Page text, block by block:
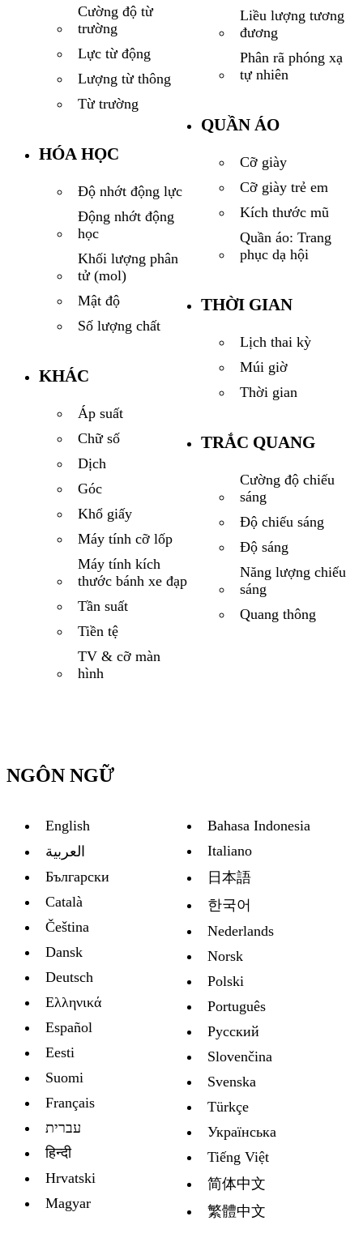
Cường độ từ
trường
Lực từ động
Lượng từ thông
Từ trường
HÓA HỌC
Độ nhớt động lực
Động nhớt động
học
Khối lượng phân
tử (mol)
Mật độ
Số lượng chất
KHÁC
Áp suất
Chữ số
Dịch
Góc
Khổ giấy
Máy tính cỡ lốp
Máy tính kích
thước bánh xe đạp
Tần suất
Tiền tệ
TV & cỡ màn
hình
Liều lượng tương
đương
Phân rã phóng xạ
tự nhiên
QUẦN ÁO
Cỡ giày
Cỡ giày trẻ em
Kích thước mũ
Quần áo: Trang
phục dạ hội
THỜI GIAN
Lịch thai kỳ
Múi giờ
Thời gian
TRẮC QUANG
Cường độ chiếu
sáng
Độ chiếu sáng
Độ sáng
Năng lượng chiếu
sáng
Quang thông
NGÔN NGỮ
English
العربية
Български
Català
Čeština
Dansk
Deutsch
Ελληνικά
Español
Eesti
Suomi
Français
עברית
हिन्दी
Hrvatski
Magyar
Bahasa Indonesia
Italiano
日本語
한국어
Nederlands
Norsk
Polski
Português
Русский
Slovenčina
Svenska
Türkçe
Украïнська
Tiếng Việt
简体中文
繁體中文